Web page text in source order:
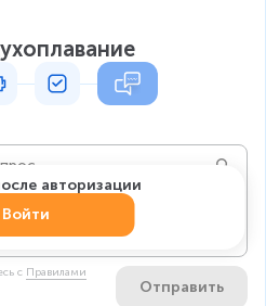
c Правилами
Отправить
авторизации
Войти